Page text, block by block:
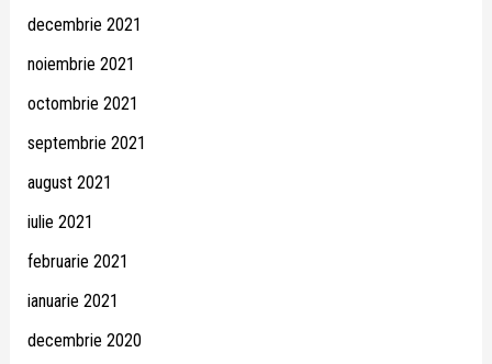
decembrie 2021
noiembrie 2021
octombrie 2021
septembrie 2021
august 2021
iulie 2021
februarie 2021
ianuarie 2021
decembrie 2020